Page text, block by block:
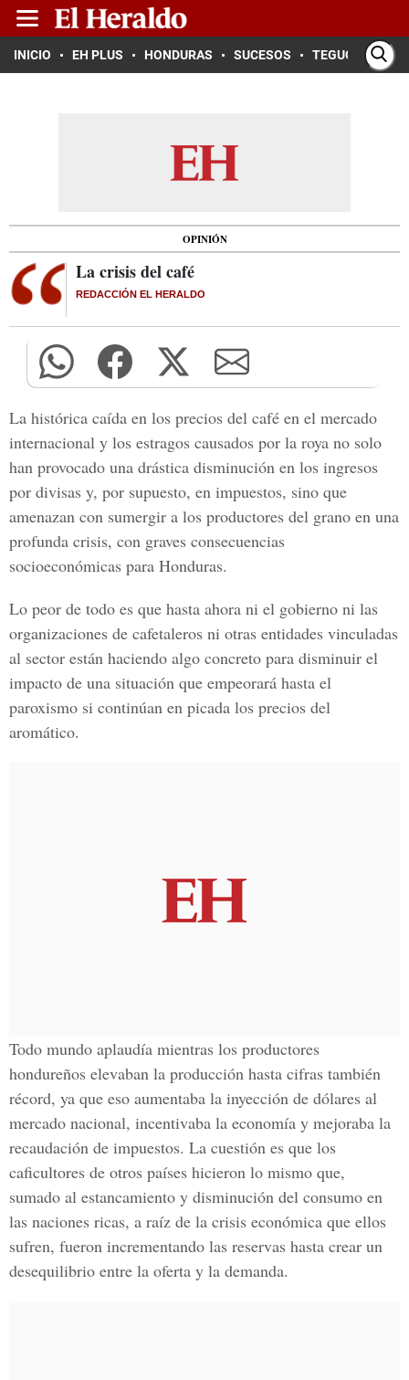
INICIO EH PLUS HONDURAS SUCESOS TEGUCIGALPA
OPINIÓN
La crisis del café
REDACCIÓN EL HERALDO
La histórica caída en los precios del café en el mercado
internacional y los estragos causados por la roya no solo
han provocado una drástica disminución en los ingresos
por divisas y, por supuesto, en impuestos, sino que
amenazan con sumergir a los productores del grano en una
profunda crisis, con graves consecuencias
socioeconómicas para Honduras.
Lo peor de todo es que hasta ahora ni el gobierno ni las
organizaciones de cafetaleros ni otras entidades vinculadas
al sector están haciendo algo concreto para disminuir el
impacto de una situación que empeorará hasta el
paroxismo si continúan en picada los precios del
aromático.
Todo mundo aplaudía mientras los productores
hondureños elevaban la producción hasta cifras también
récord, ya que eso aumentaba la inyección de dólares al
mercado nacional, incentivaba la economía y mejoraba la
recaudación de impuestos. La cuestión es que los
caficultores de otros países hicieron lo mismo que,
sumado al estancamiento y disminución del consumo en
las naciones ricas, a raíz de la crisis económica que ellos
sufren, fueron incrementando las reservas hasta crear un
desequilibrio entre la oferta y la demanda.